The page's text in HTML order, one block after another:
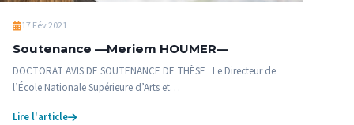
17 Fév 2021
Soutenance —Meriem HOUMER—
DOCTORAT AVIS DE SOUTENANCE DE THÈSE Le Directeur de
l’École Nationale Supérieure d’Arts et…
Lire l'article